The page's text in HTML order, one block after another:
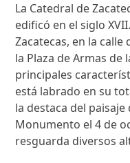
La Catedral de
edificó en el siglo
Zacatecas, en la
la Plaza de Armas de
principales
está labrado en su
la destaca del
Monumento el 4 de
resguarda diversos